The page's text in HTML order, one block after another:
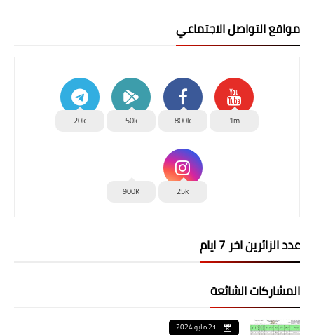
مواقع التواصل الاجتماعي
1m
800k
50k
20k
25k
900K
عدد الزائرين اخر 7 ايام
المشاركات الشائعة
21 مايو 2024